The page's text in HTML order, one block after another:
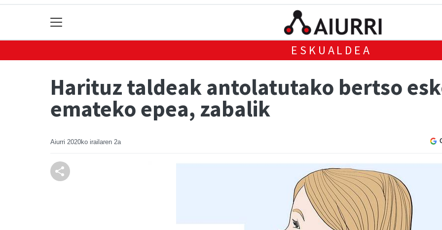
ESKUALDEA
Harituz taldeak antolatutako bertso
emateko epea, zabalik
Aiurri 2020ko irailaren 2a